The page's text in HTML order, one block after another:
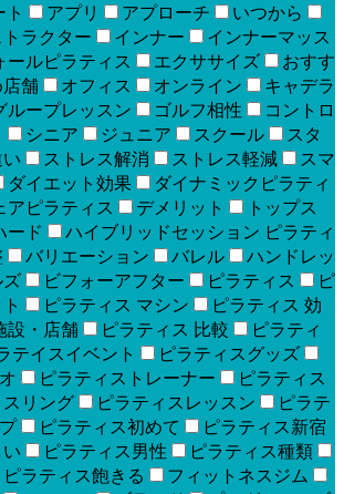
ト アプリ アプローチ
いつから
ラクター インナー
インナーマッス
ールピラティス エクササイズ
おすす
店舗 オフィス オンライン
キャデラ
ループレッスン ゴルフ相性
コントロ
シニア ジュニア スクール
スタ
ストレス解消 ストレス軽減
スマ
ダイエット効果
ダイナミックピラティ
アピラティス デメリット
トップス
ード
ハイブリッドセッション ピラティ
バリエーション バレル
ハンドレッ
ズ ビフォーアフター ピラティス
ピ
ピラティス マシン
ピラティス 効
設・店舗 ピラティス 比較
ピラティ
テイスイベント
ピラティスグッズ
ピラティストレーナー
ピラティス
スリング ピラティスレッスン
ピラテ
ピラティス初めて
ピラティス新宿
ピラティス男性
ピラティス種類
ピラティス飽きる
フィットネスジム